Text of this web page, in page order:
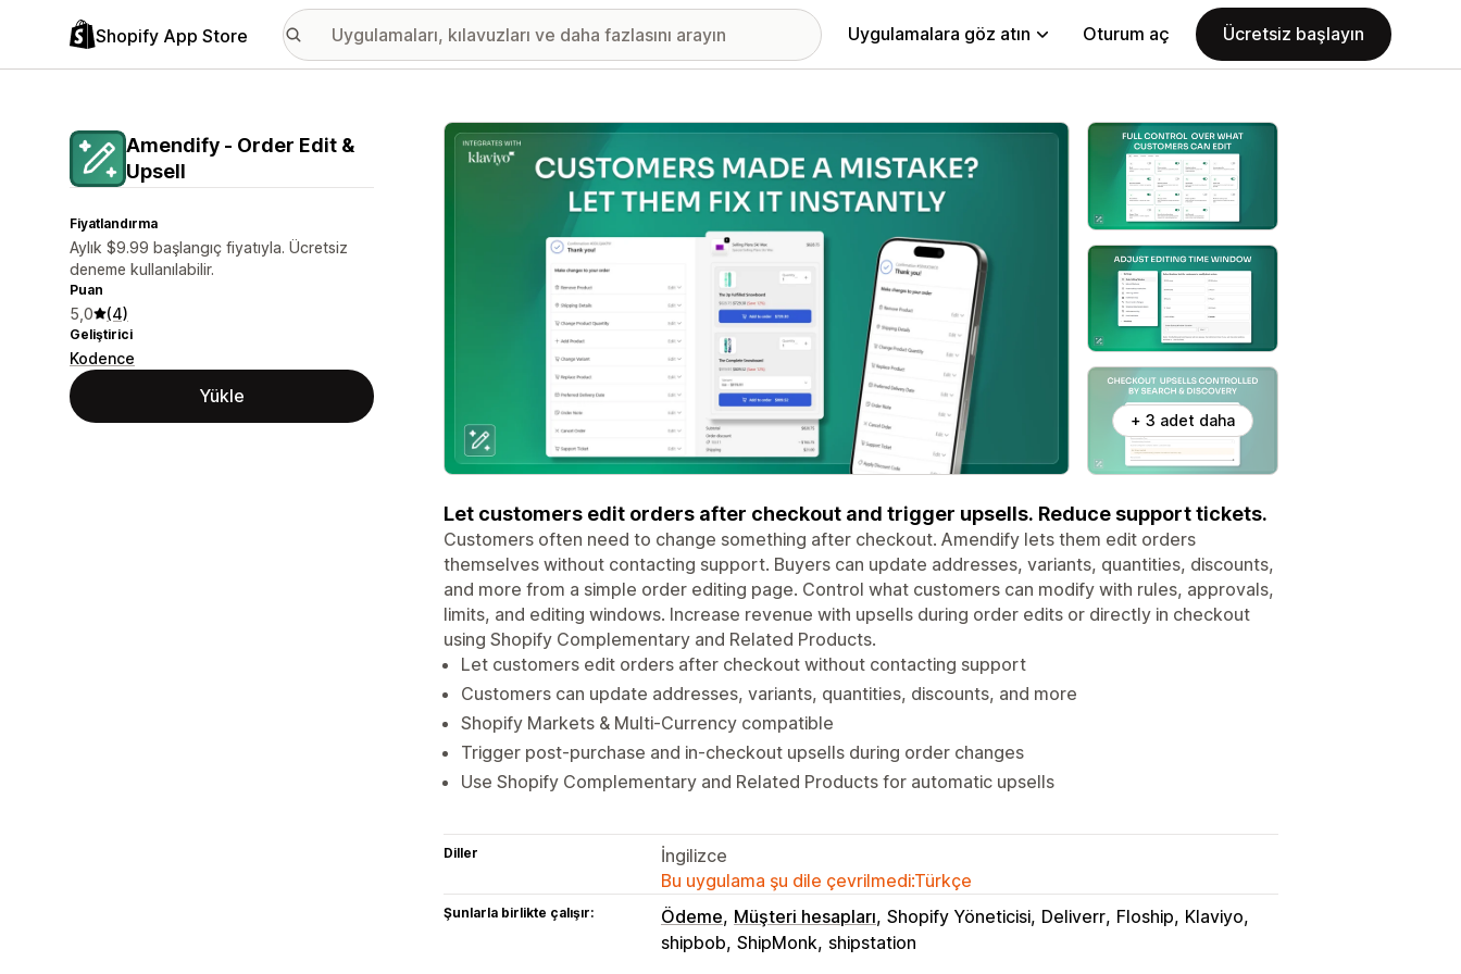
Shopify App Store Uygulamalara göz atın Oturum aç Ücretsiz başlayın
Amendify ‑ Order Edit &
Upsell
Fiyatlandırma
Aylık $9.99 başlangıç fiyatıyla. Ücretsiz
deneme kullanılabilir.
Puan
5,0 (4)
Geliştirici
Kodence
Yükle
Öne çıkan görsel galerisi
+ 3 adet daha
Let customers edit orders after checkout and trigger upsells. Reduce support tickets.
Customers often need to change something after checkout. Amendify lets them edit orders
themselves without contacting support. Buyers can update addresses, variants, quantities, discounts,
and more from a simple order editing page. Control what customers can modify with rules, approvals,
limits, and editing windows. Increase revenue with upsells during order edits or directly in checkout
using Shopify Complementary and Related Products.
Let customers edit orders after checkout without contacting support
Customers can update addresses, variants, quantities, discounts, and more
Shopify Markets & Multi-Currency compatible
Trigger post-purchase and in-checkout upsells during order changes
Use Shopify Complementary and Related Products for automatic upsells
Diller
İngilizce
Bu uygulama şu dile çevrilmedi:Türkçe
Şunlarla birlikte çalışır: Ödeme Müşteri hesapları Shopify Yöneticisi Deliverr Floship Klaviyo
shipbob ShipMonk shipstation